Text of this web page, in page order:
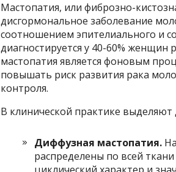
Мастопатия, или фиброзно-
дисгормональное заболевание
соотношением эпителиального и
диагностируется у 40-60%
мастопатия является фоновым
повышать риск развития рака
контроля.
В клинической практике
Диффузная мастопатия.
распределены по всей